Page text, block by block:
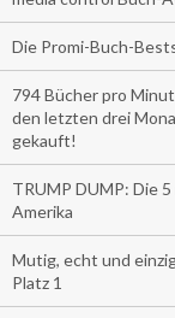
Die Promi-Buch-
794 Bücher pro
den letzten drei
gekauft!
TRUMP DUMP: Die
Amerika
Mutig, echt und
Platz 1